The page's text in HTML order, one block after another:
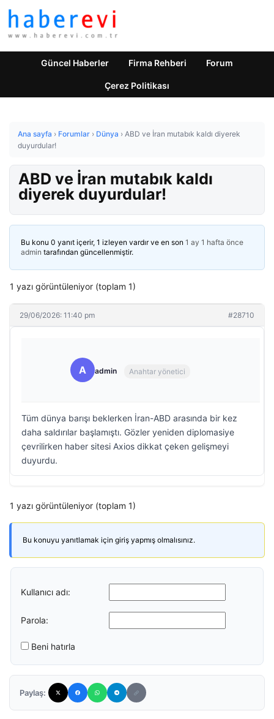
Güncel Haberler Firma Rehberi Forum
Çerez Politikası
Ana sayfa › Forumlar › Dünya › ABD ve İran mutabık kaldı diyerek
duyurdular!
ABD ve İran mutabık kaldı
diyerek duyurdular!
Bu konu 0 yanıt içerir, 1 izleyen vardır ve en son 1 ay 1 hafta önce
admin tarafından güncellenmiştir.
1 yazı görüntüleniyor (toplam 1)
29/06/2026: 11:40 pm #28710
A admin Anahtar yönetici
Tüm dünya barışı beklerken İran-ABD arasında bir kez
daha saldırılar başlamıştı. Gözler yeniden diplomasiye
çevrilirken haber sitesi Axios dikkat çeken gelişmeyi
duyurdu.
1 yazı görüntüleniyor (toplam 1)
Bu konuyu yanıtlamak için giriş yapmış olmalısınız.
Kullanıcı adı:
Parola:
Beni hatırla
Paylaş: